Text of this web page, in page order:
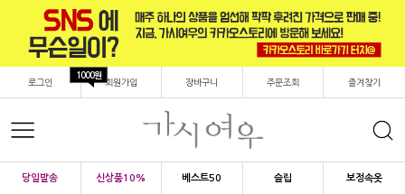
로그인 회원가입
1000원
장바구니 주문조회 즐겨찾기
당일발송 신상품10% 베스트50 슬립 보정속옷